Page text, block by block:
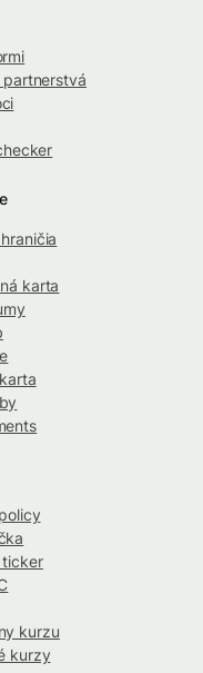
partnerstvá
karta
ticker
kurzu
kurzy